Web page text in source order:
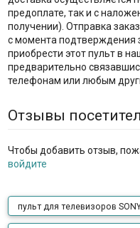
предоплате, так и с
получении). Отправка
с момента подтверждения
приобрести этот пульт в
предварительно
телефонам или любым
Отзывы
Чтобы добавить отзыв,
войдите
пульт для телевизоров